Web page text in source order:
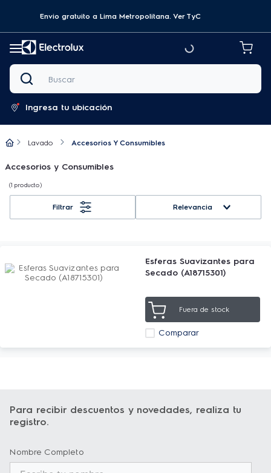
Envio gratuito a Lima Metropolitana.Ver TyC
Buscar
Ingresa tu ubicación
Lavado Accesorios Y Consumibles
Accesorios y Consumibles
1 producto
Relevancia
Esferas Suavizantes para
Secado (A18715301)
Fuera de stock
Comparar
Para recibir descuentos y novedades, realiza tu
registro.
Nombre Completo